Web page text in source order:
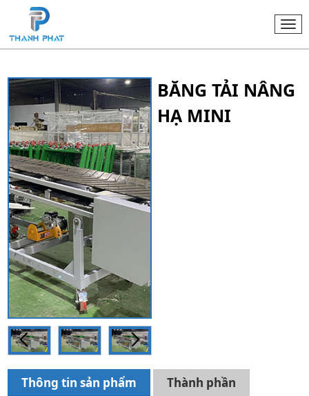
BĂNG TẢI NÂNG
HẠ MINI
Thông tin sản phẩm Thành phần